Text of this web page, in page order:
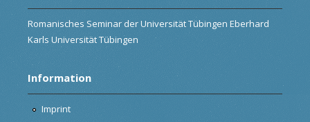
Romanisches Seminar der Universität Tübingen Eberhard
Karls Universität Tübingen
Information
Imprint